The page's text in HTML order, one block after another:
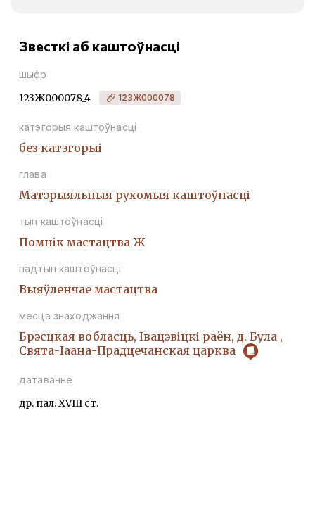
Звесткі аб каштоўнасці
шыфр
123Ж000078_4 123Ж000078
катэгорыя каштоўнасці
без катэгорыі
глава
Матэрыяльныя рухомыя каштоўнасці
тып каштоўнасці
Помнік мастацтва Ж
падтып каштоўнасці
Выяўленчае мастацтва
месца знаходжання
Брэсцкая вобласць, Івацэвіцкі раён, д. Була ,
Свята-Іаана-Прадцечанская царква
датаванне
др. пал. XVIII ст.